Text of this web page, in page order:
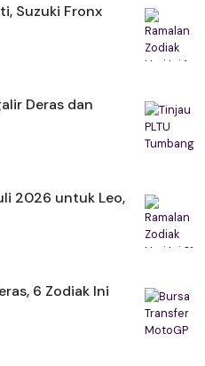
Suzuki Fronx
Deras dan
2026 untuk Leo,
6 Zodiak Ini